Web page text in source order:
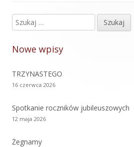
Główny
panel
boczny
Szukaj:
Nowe wpisy
TRZYNASTEGO
16 czerwca 2026
Spotkanie roczników jubileuszowych
12 maja 2026
Żegnamy